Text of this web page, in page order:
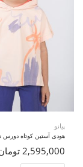
پیانو
هودی آستین کوتاه دورس
2,595,000 تومان